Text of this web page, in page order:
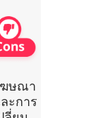
ษณา
ะการ